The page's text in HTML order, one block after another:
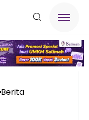
Berita